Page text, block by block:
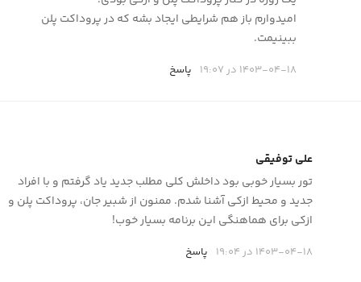
امیدوارم باز هم شرایطی ایجاد بشه که در پروداکت پلن
ببینیمت.
1403-04-18 در 19:07 پاسخ
علی توفیقی
تور بسیار خوبی بود داخلش کلی مطلب جدید یاد گرفتم و با افراد
جدید و محیط ازکی آشنا شدم. ممنون از شبیر جان، پروداکت پلن و
ازکی برای هماهنگی این برنامه بسیار خوب!
1403-04-18 در 19:04 پاسخ